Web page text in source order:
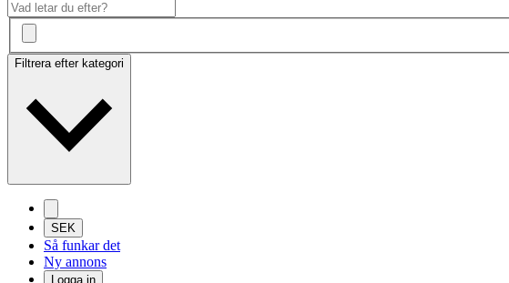
Filtrera efter kategori
SEK
Så funkar det
Ny annons
Logga in